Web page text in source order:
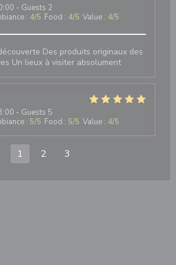
- Guests 2
: 4/5 Food : 4/5 Value : 4/5
Des produits originaux des
Un lieux à visiter absolument
- Guests 5
: 5/5 Food : 5/5 Value : 4/5
1 2 3